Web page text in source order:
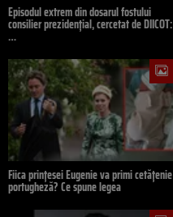
Episodul extrem din dosarul fostului
consilier prezidențial, cercetat de DIICOT:
…
Fiica prințesei Eugenie va primi cetățenie
portugheză? Ce spune legea